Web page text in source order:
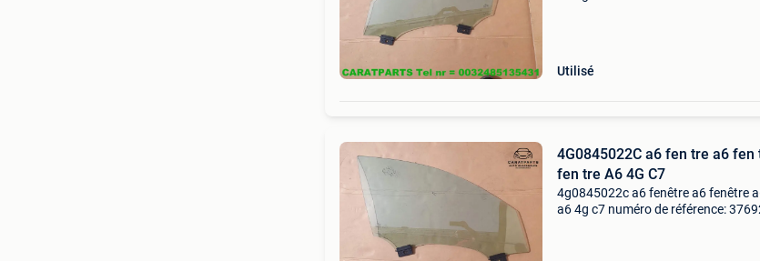
Utilisé
4G0845022C a6 fen tre a6 fen
fen tre A6 4G C7
4g0845022c a6 fenêtre a6 fenêtre
a6 4g c7 numéro de référence: